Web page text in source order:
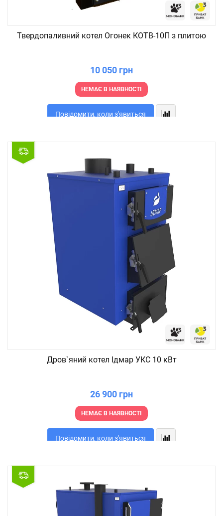
Твердопаливний котел Огонек КОТВ-10П з плитою
10 050 грн
НЕМАЄ В НАЯВНОСТІ
Повідомити, коли з'явиться
Дров`яний котел Ідмар УКС 10 кВт
26 900 грн
НЕМАЄ В НАЯВНОСТІ
Повідомити, коли з'явиться